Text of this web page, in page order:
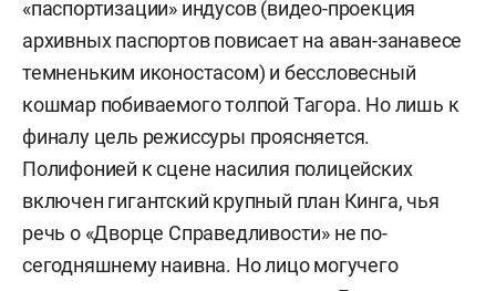
«паспортизации» индусов (видео-проекция
архивных паспортов повисает на аван-занавесе
темненьким иконостасом) и бессловесный
кошмар побиваемого толпой Тагора. Но лишь к
финалу цель режиссуры проясняется.
Полифонией к сцене насилия полицейских
включен гигантский крупный план Кинга, чья
речь о «Дворце Справедливости» не по-
сегодняшнему наивна. Но лицо могучего